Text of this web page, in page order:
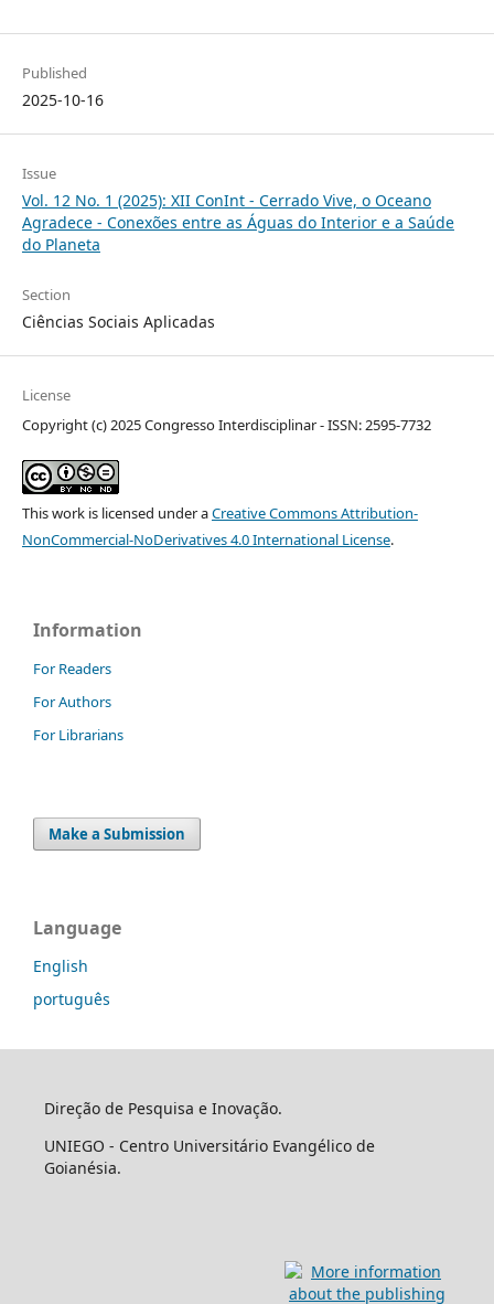
Published
2025-10-16
Issue
Vol. 12 No. 1 (2025): XII ConInt - Cerrado Vive, o Oceano
Agradece - Conexões entre as Águas do Interior e a Saúde
do Planeta
Section
Ciências Sociais Aplicadas
License
Copyright (c) 2025 Congresso Interdisciplinar - ISSN: 2595-7732
This work is licensed under aCreative Commons Attribution-
NonCommercial-NoDerivatives 4.0 International License.
Information
For Readers
For Authors
For Librarians
Make a Submission
Language
English
português
Direção de Pesquisa e Inovação.
UNIEGO - Centro Universitário Evangélico de
Goianésia.